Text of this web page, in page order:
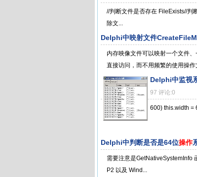
//判断文件是否存在 FileExists//判
除文...
Delphi中映射文件
内存映像文件可以映射一个文件
直接访问，而不用频繁的使用操
Delphi中监视
97 评论:0
600) this.width =
Delphi中判断是否是64位操作
需要注意是GetNativeSystemInfo
P2 以及 Wind...